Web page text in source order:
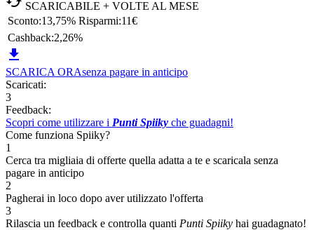
SCARICABILE + VOLTE AL MESE
Sconto:13,75% Risparmi:11€
Cashback:2,26%

SCARICA ORAsenza pagare in anticipo
Scaricati:
3
Feedback:
Scopri come utilizzare i Punti Spiiky che guadagni!
Come funziona Spiiky?
1
Cerca tra migliaia di offerte quella adatta a te e scaricala senza
pagare in anticipo
2
Pagherai in loco dopo aver utilizzato l'offerta
3
Rilascia un feedback e controlla quanti Punti Spiiky hai guadagnato!